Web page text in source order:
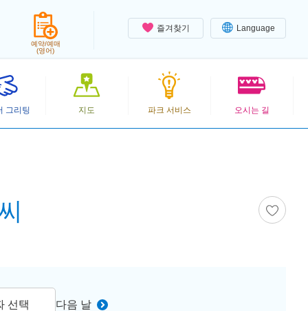
즐겨찾기 Language
예약/예매
(영어)
그리팅 지도 파크 서비스 오시는 길
선택 다음 날